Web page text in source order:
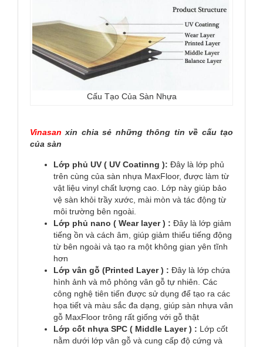
Cấu Tạo Của Sàn Nhựa
Vinasan xin chia sẻ những thông tin về cấu tạo
của sàn
Lớp phủ UV ( UV Coatinng ): Đây là lớp phủ
trên cùng của sàn nhựa MaxFloor, được làm từ
vật liệu vinyl chất lượng cao. Lớp này giúp bảo
vệ sàn khỏi trầy xước, mài mòn và tác động từ
môi trường bên ngoài.
Lớp phủ nano ( Wear layer ) : Đây là lớp giảm
tiếng ồn và cách âm, giúp giảm thiểu tiếng động
từ bên ngoài và tạo ra một không gian yên tĩnh
hơn
Lớp vân gỗ (Printed Layer ) : Đây là lớp chứa
hình ảnh và mô phỏng vân gỗ tự nhiên. Các
công nghệ tiên tiến được sử dụng để tạo ra các
họa tiết và màu sắc đa dạng, giúp sàn nhựa vân
gỗ MaxFloor trông rất giống với gỗ thật
Lớp cốt nhựa SPC ( Middle Layer ) : Lớp cốt
nằm dưới lớp vân gỗ và cung cấp độ cứng và